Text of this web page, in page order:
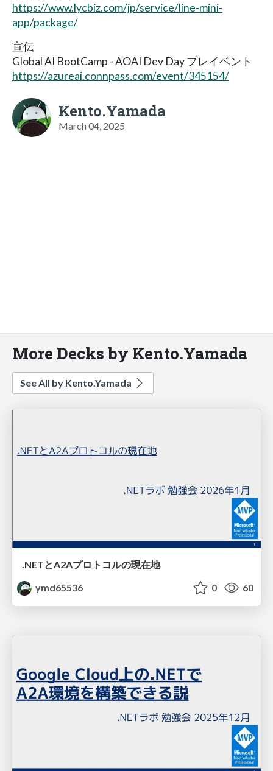
https://www.lycbiz.com/jp/service/line-mini-
app/package/
宣伝
Global AI BootCamp - AOAI Dev Day プレイベント
https://azureai.connpass.com/event/345154/
Kento.Yamada
March 04, 2025
More Decks by Kento.Yamada
See All by Kento.Yamada
.NETとA2Aプロトコルの現在地
ymd65536
0 60